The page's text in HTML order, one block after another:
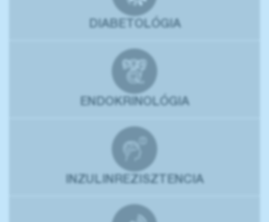
DIABETOLÓGIA
ENDOKRINOLÓGIA
INZULINREZISZTENCIA